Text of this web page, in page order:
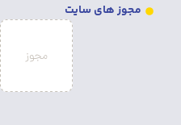
مجوز های سایت